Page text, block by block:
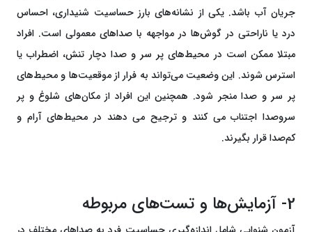
جریان آب باشد. یکی از نشانه‌های بارز حساسیت شنیداری، احساس
درد یا ناراحتی در گوش‌ها در مواجهه با صداهای معمولی است. افراد
مبتلا ممکن است در محیط‌های پر سر و صدا دچار تنش، اضطراب یا
استرس شوند. این وضعیت می‌تواند به فرار از موقعیت‌ها و محیط‌های
پر سر و صدا منجر شود. همچنین این افراد از مکان‌های شلوغ و پر
سروصدا اجتناب می کنند و ترجیح می دهند در محیط‌های آرام و
کم‌صدا قرار بگیرند.
2- آزمایش‌ها و تست‌های مربوطه